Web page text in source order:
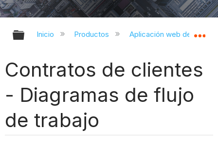
Expandir/contraer jerarquía global
Inicio Productos Aplicación web de
Contratos de clientes
- Diagramas de flujo
de trabajo